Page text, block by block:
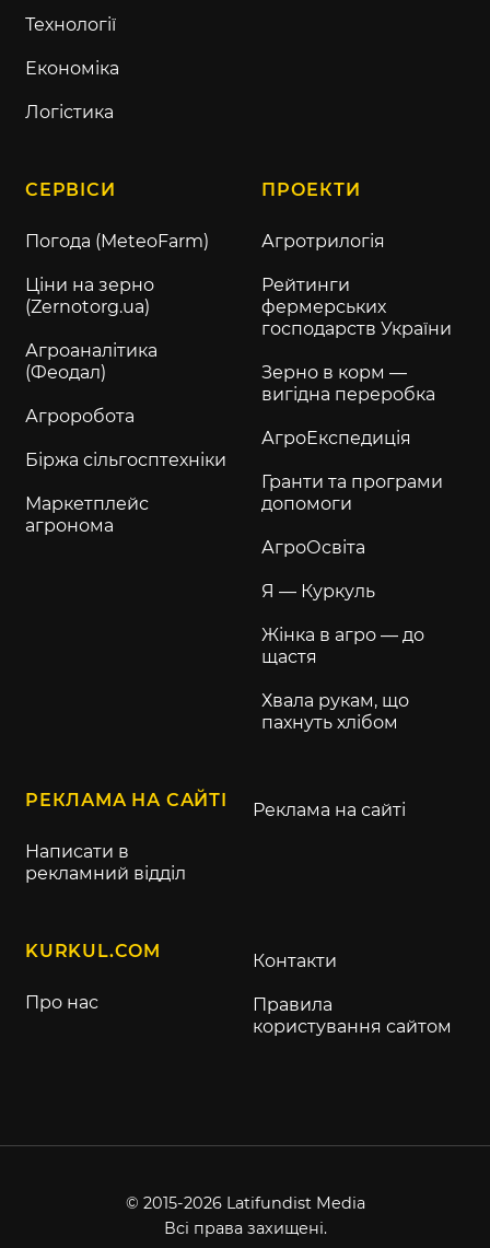
Технології
Економіка
Логістика
СЕРВІСИ
Погода (MeteoFarm)
Ціни на зерно
(Zernotorg.ua)
Агроаналітика
(Феодал)
Агроробота
Біржа сільгосптехніки
Маркетплейс
агронома
ПРОЕКТИ
Агротрилогія
Рейтинги
фермерських
господарств України
Зерно в корм —
вигідна переробка
АгроЕкспедиція
Гранти та програми
допомоги
АгроОсвіта
Я — Куркуль
Жінка в агро — до
щастя
Хвала рукам, що
пахнуть хлібом
РЕКЛАМА НА САЙТІ
Написати в
рекламний відділ
Реклама на сайті
KURKUL.COM
Про нас
Контакти
Правила
користування сайтом
© 2015-2026 Latifundist Media
Всі права захищені.